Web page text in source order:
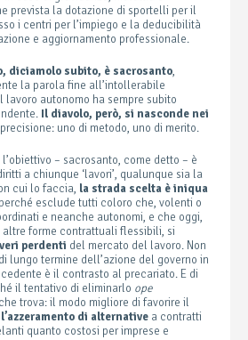
prevista la dotazione di sportelli per il
i centri per l’impiego e la deducibilità
e aggiornamento professionale.
diciamolo subito, è sacrosanto,
la parola fine all’intollerabile
lavoro autonomo ha sempre subito
Il diavolo, però, si nasconde nei
uno di metodo, uno di merito.
– sacrosanto, come detto – è
a chiunque ‘lavori’, qualunque sia la
cui lo faccia, la strada scelta è iniqua
esclude tutti coloro che, volenti o
e neanche autonomi, e che oggi,
altre forme contrattuali flessibili, si
perdenti del mercato del lavoro. Non
di lungo termine dell’azione del governo in
è il contrasto al precariato. E di
il tentativo di eliminarlo ope
trova: il modo migliore di favorire il
l’azzeramento di alternative a contratti
quanto costosi per imprese e